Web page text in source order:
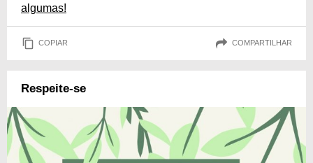
algumas!
COPIAR COMPARTILHAR
Respeite-se